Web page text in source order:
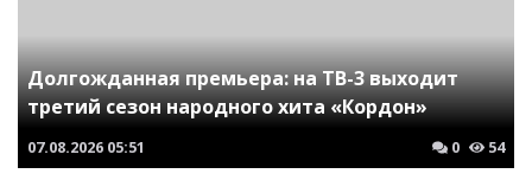
Долгожданная премьера: на ТВ-3 выходит
третий сезон народного хита «Кордон»
07.08.2026 05:51 0 54